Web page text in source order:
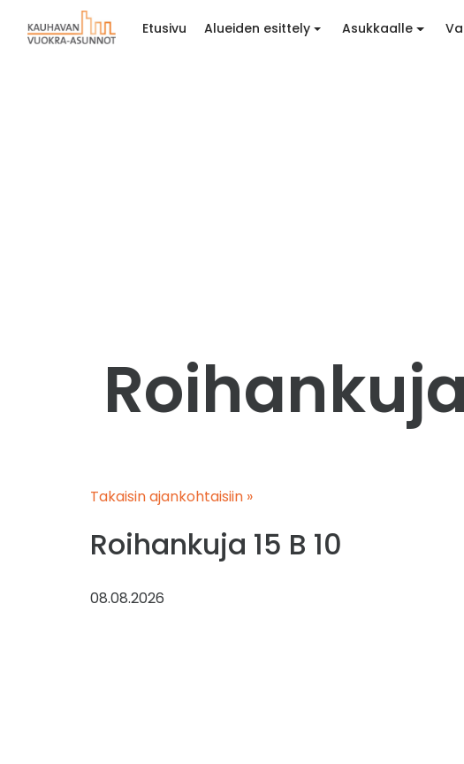
Etusivu Alueiden esittely Asukkaalle
Roihankuja
Takaisin ajankohtaisiin »
Roihankuja 15 B 10
08.08.2026